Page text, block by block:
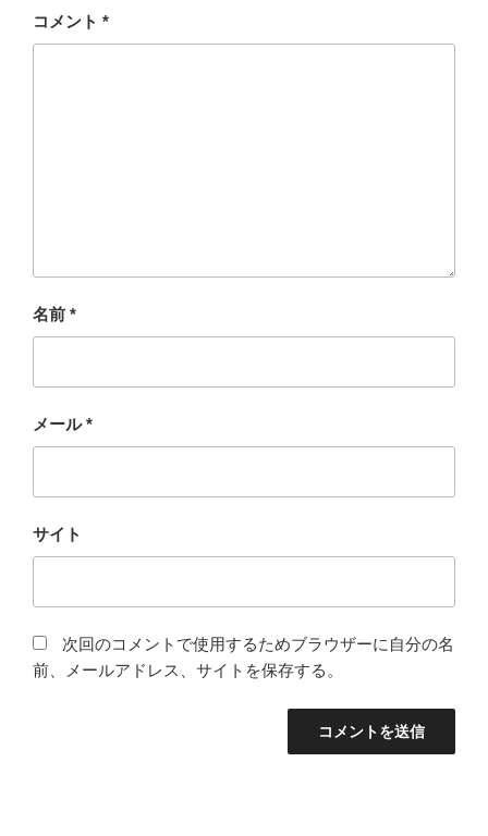
コメント *
名前 *
メール*
サイト
次回のコメントで使用するためブラウザーに自分の名
前、メールアドレス、サイトを保存する。